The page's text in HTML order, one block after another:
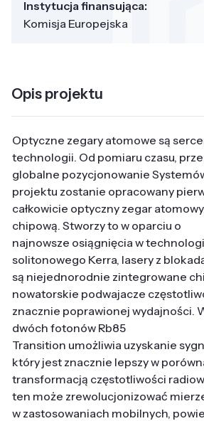
Instytucja finansująca:
Komisja Europejska
Opis projektu
Optyczne zegary atomowe są
technologii. Od pomiaru czasu,
globalne pozycjonowanie
projektu zostanie opracowany
całkowicie optyczny zegar
chipową. Stworzy to w oparciu o
najnowsze osiągnięcia w
solitonowego Kerra, lasery z
są niejednorodnie zintegrowane
nowatorskie podwajacze
znacznie poprawionej wydajności.
dwóch fotonów Rb85
Transition umożliwia uzyskanie
który jest znacznie lepszy w
transformacją częstotliwości
ten może zrewolucjonizować
w zastosowaniach mobilnych,